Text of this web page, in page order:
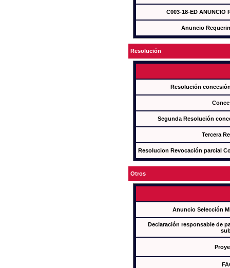
C003-18-ED ANUNCIO
Anuncio
Resolución
Resolución
Segunda Resolución
Tercera
Resolucion Revocación parcial
Otros
Anuncio Selección
Declaración responsable de